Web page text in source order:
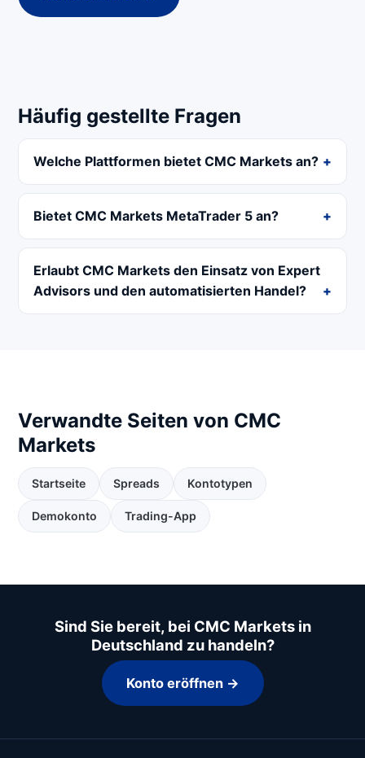
Häufig gestellte Fragen
Welche Plattformen bietet CMC Markets an?
Bietet CMC Markets MetaTrader 5 an?
Erlaubt CMC Markets den Einsatz von Expert
Advisors und den automatisierten Handel?
Verwandte Seiten von CMC
Markets
Startseite Spreads Kontotypen
Demokonto Trading-App
Sind Sie bereit, bei CMC Markets in
Deutschland zu handeln?
Konto eröffnen →